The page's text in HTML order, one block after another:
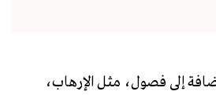
إلى فصول، مثل الإرهاب،